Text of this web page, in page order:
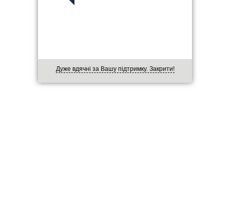
Дуже вдячні за Вашу підтримку. Закрити!